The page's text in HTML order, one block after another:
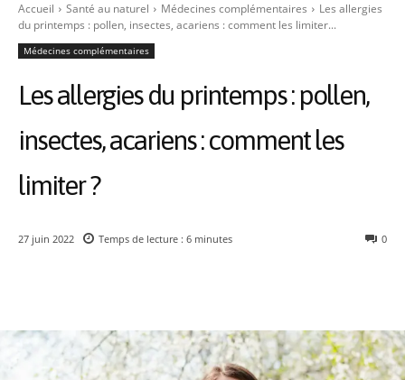
Accueil Santé au naturel Médecines complémentaires
Les allergies
du printemps : pollen, insectes, acariens : comment les limiter...
Médecines complémentaires
Les allergies du printemps : pollen,
insectes, acariens : comment les
limiter ?
27 juin 2022 Temps de lecture : 6 minutes 0